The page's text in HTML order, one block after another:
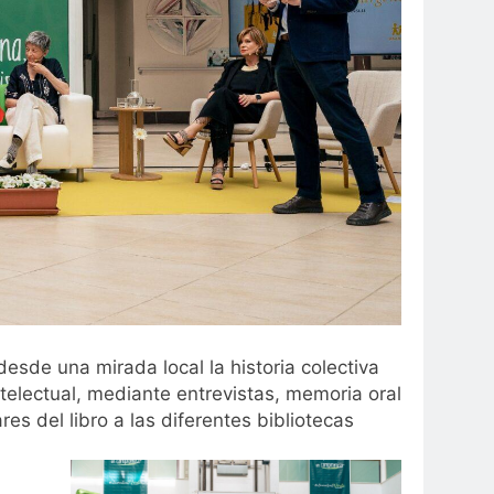
una mirada local la historia colectiva
mediante entrevistas, memoria oral
del libro a las diferentes bibliotecas